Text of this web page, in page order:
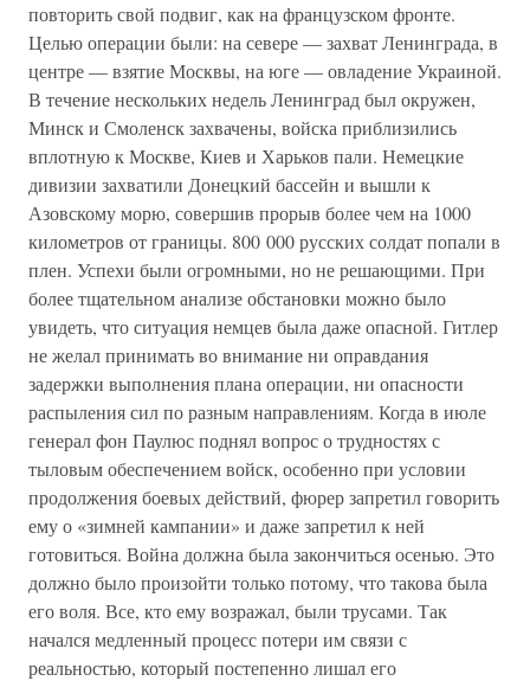
повторить свой подвиг, как на французском фронте.
Целью операции были: на севере — захват Ленинграда, в
центре — взятие Москвы, на юге — овладение Украиной.
В течение нескольких недель Ленинград был окружен,
Минск и Смоленск захвачены, войска приблизились
вплотную к Москве, Киев и Харьков пали. Немецкие
дивизии захватили Донецкий бассейн и вышли к
Азовскому морю, совершив прорыв более чем на 1000
километров от границы. 800 000 русских солдат попали в
плен. Успехи были огромными, но не решающими. При
более тщательном анализе обстановки можно было
увидеть, что ситуация немцев была даже опасной. Гитлер
не желал принимать во внимание ни оправдания
задержки выполнения плана операции, ни опасности
распыления сил по разным направлениям. Когда в июле
генерал фон Паулюс поднял вопрос о трудностях с
тыловым обеспечением войск, особенно при условии
продолжения боевых действий, фюрер запретил говорить
ему о «зимней кампании» и даже запретил к ней
готовиться. Война должна была закончиться осенью. Это
должно было произойти только потому, что такова была
его воля. Все, кто ему возражал, были трусами. Так
начался медленный процесс потери им связи с
реальностью, который постепенно лишал его